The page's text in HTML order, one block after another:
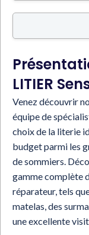
LITIER
Venez découvrir
équipe de
choix de la literie
budget parmi les
de sommiers.
gamme complète
réparateur, tels
matelas, des
une excellente